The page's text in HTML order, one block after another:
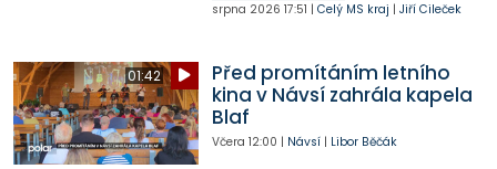
srpna 2026 17:51 | Celý MS kraj | Jiří Cileček
01:42
Před promítáním letního
kina v Návsí zahrála kapela
Blaf
Včera 12:00 | Návsí| Libor Běčák